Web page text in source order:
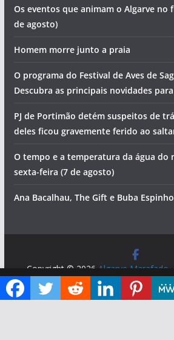
Os eventos que animam o Algarve no
de agosto)
Homem morre junto a praia
O programa do Festival de Aves de
Descubra as principais novidades
PJ de Portimão detém suspeitos de
deles ficou gravemente ferido ao
O tempo e a temperatura da água do
sexta-feira (7 de agosto)
Ana Bacalhau, The Gift e Buba
Copyright © 2026 Algarve Marafado
Theme:
ColorMag by ThemeGrill.